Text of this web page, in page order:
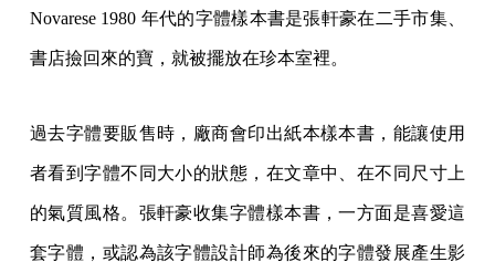
Novarese 1980 年代的字體樣本書是張軒豪在二手市集、
書店撿回來的寶，就被擺放在珍本室裡。
過去字體要販售時，廠商會印出紙本樣本書，能讓使用
者看到字體不同大小的狀態，在文章中、在不同尺寸上
的氣質風格。張軒豪收集字體樣本書，一方面是喜愛這
套字體，或認為該字體設計師為後來的字體發展產生影